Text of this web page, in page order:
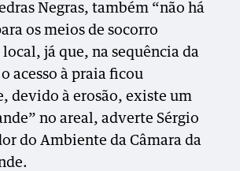
Negras, também “não há
os meios de socorro
local, já que, na sequência da
acesso à praia ficou
devido à erosão, existe um
no areal, adverte Sérgio
do Ambiente da Câmara da